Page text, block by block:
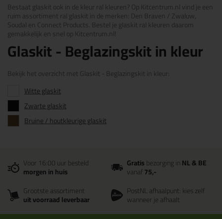
Bestaat glaskit ook in de kleur ral kleuren? Op Kitcentrum.nl vind je een
ruim assortiment ral glaskit in de merken: Den Braven / Zwaluw,
Soudal en Connect Products. Bestel je glaskit ral kleuren daarom
gemakkelijk en snel op Kitcentrum.nl!
Glaskit - Beglazingskit in kleur
Bekijk het overzicht met Glaskit - Beglazingskit in kleur:
Witte glaskit
Zwarte glaskit
Bruine / houtkleurige glaskit
Voor 16:00 uur besteld
morgen in huis
Gratisbezorging inNL & BE
vanaf75,-
Grootste assortiment
uit voorraad leverbaar
PostNL afhaalpunt: kies zelf
wanneer je afhaalt